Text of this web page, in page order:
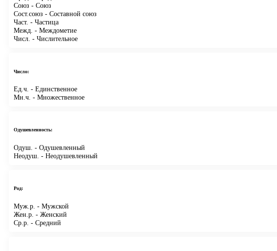
Союз - Союз
Сост.союз - Составной союз
Част. - Частица
Межд. - Междометие
Числ. - Числительное
Число:
Ед.ч. - Единственное
Мн.ч. - Множественное
Одушевленность:
Одуш. - Одушевленный
Неодуш. - Неодушевленный
Род:
Муж.р. - Мужской
Жен.р. - Женский
Ср.р. - Средний